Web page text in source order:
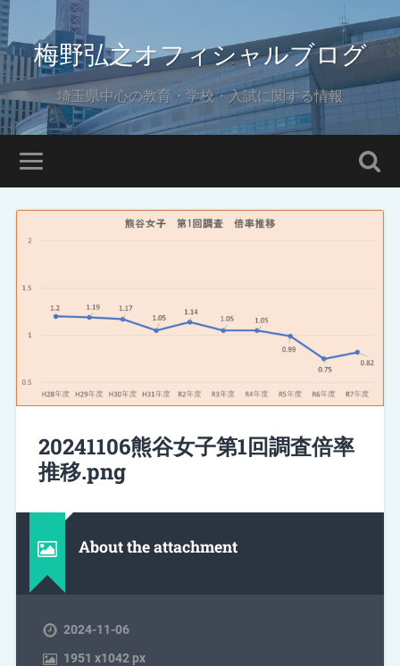
梅野弘之オフィシャルブログ
埼玉県中心の教育・学校・入試に関する情報
20241106熊谷女子第1回調査倍率
推移.png
About the attachment
2024-11-06
1951 x1042 px